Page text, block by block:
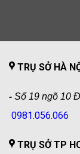
TRỤ SỞ HÀ
- Số 19 ngõ 10
0981.056.066
TRỤ SỞ TP